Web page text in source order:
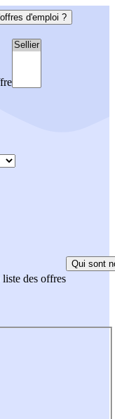
d'emploi ?
des offres
Qui sont